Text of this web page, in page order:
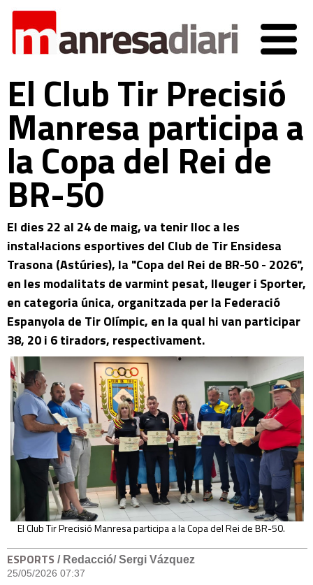
El Club Tir Precisió
Manresa participa a
la Copa del Rei de
BR-50
El dies 22 al 24 de maig, va tenir lloc a les
instal·lacions esportives del Club de Tir Ensidesa
Trasona (Astúries), la "Copa del Rei de BR-50 - 2026",
en les modalitats de varmint pesat, lleuger i Sporter,
en categoria única, organitzada per la Federació
Espanyola de Tir Olímpic, en la qual hi van participar
38, 20 i 6 tiradors, respectivament.
El Club Tir Precisió Manresa participa a la Copa del Rei de BR-50.
ESPORTS / Redacció/ Sergi Vázquez
25/05/2026 07:37